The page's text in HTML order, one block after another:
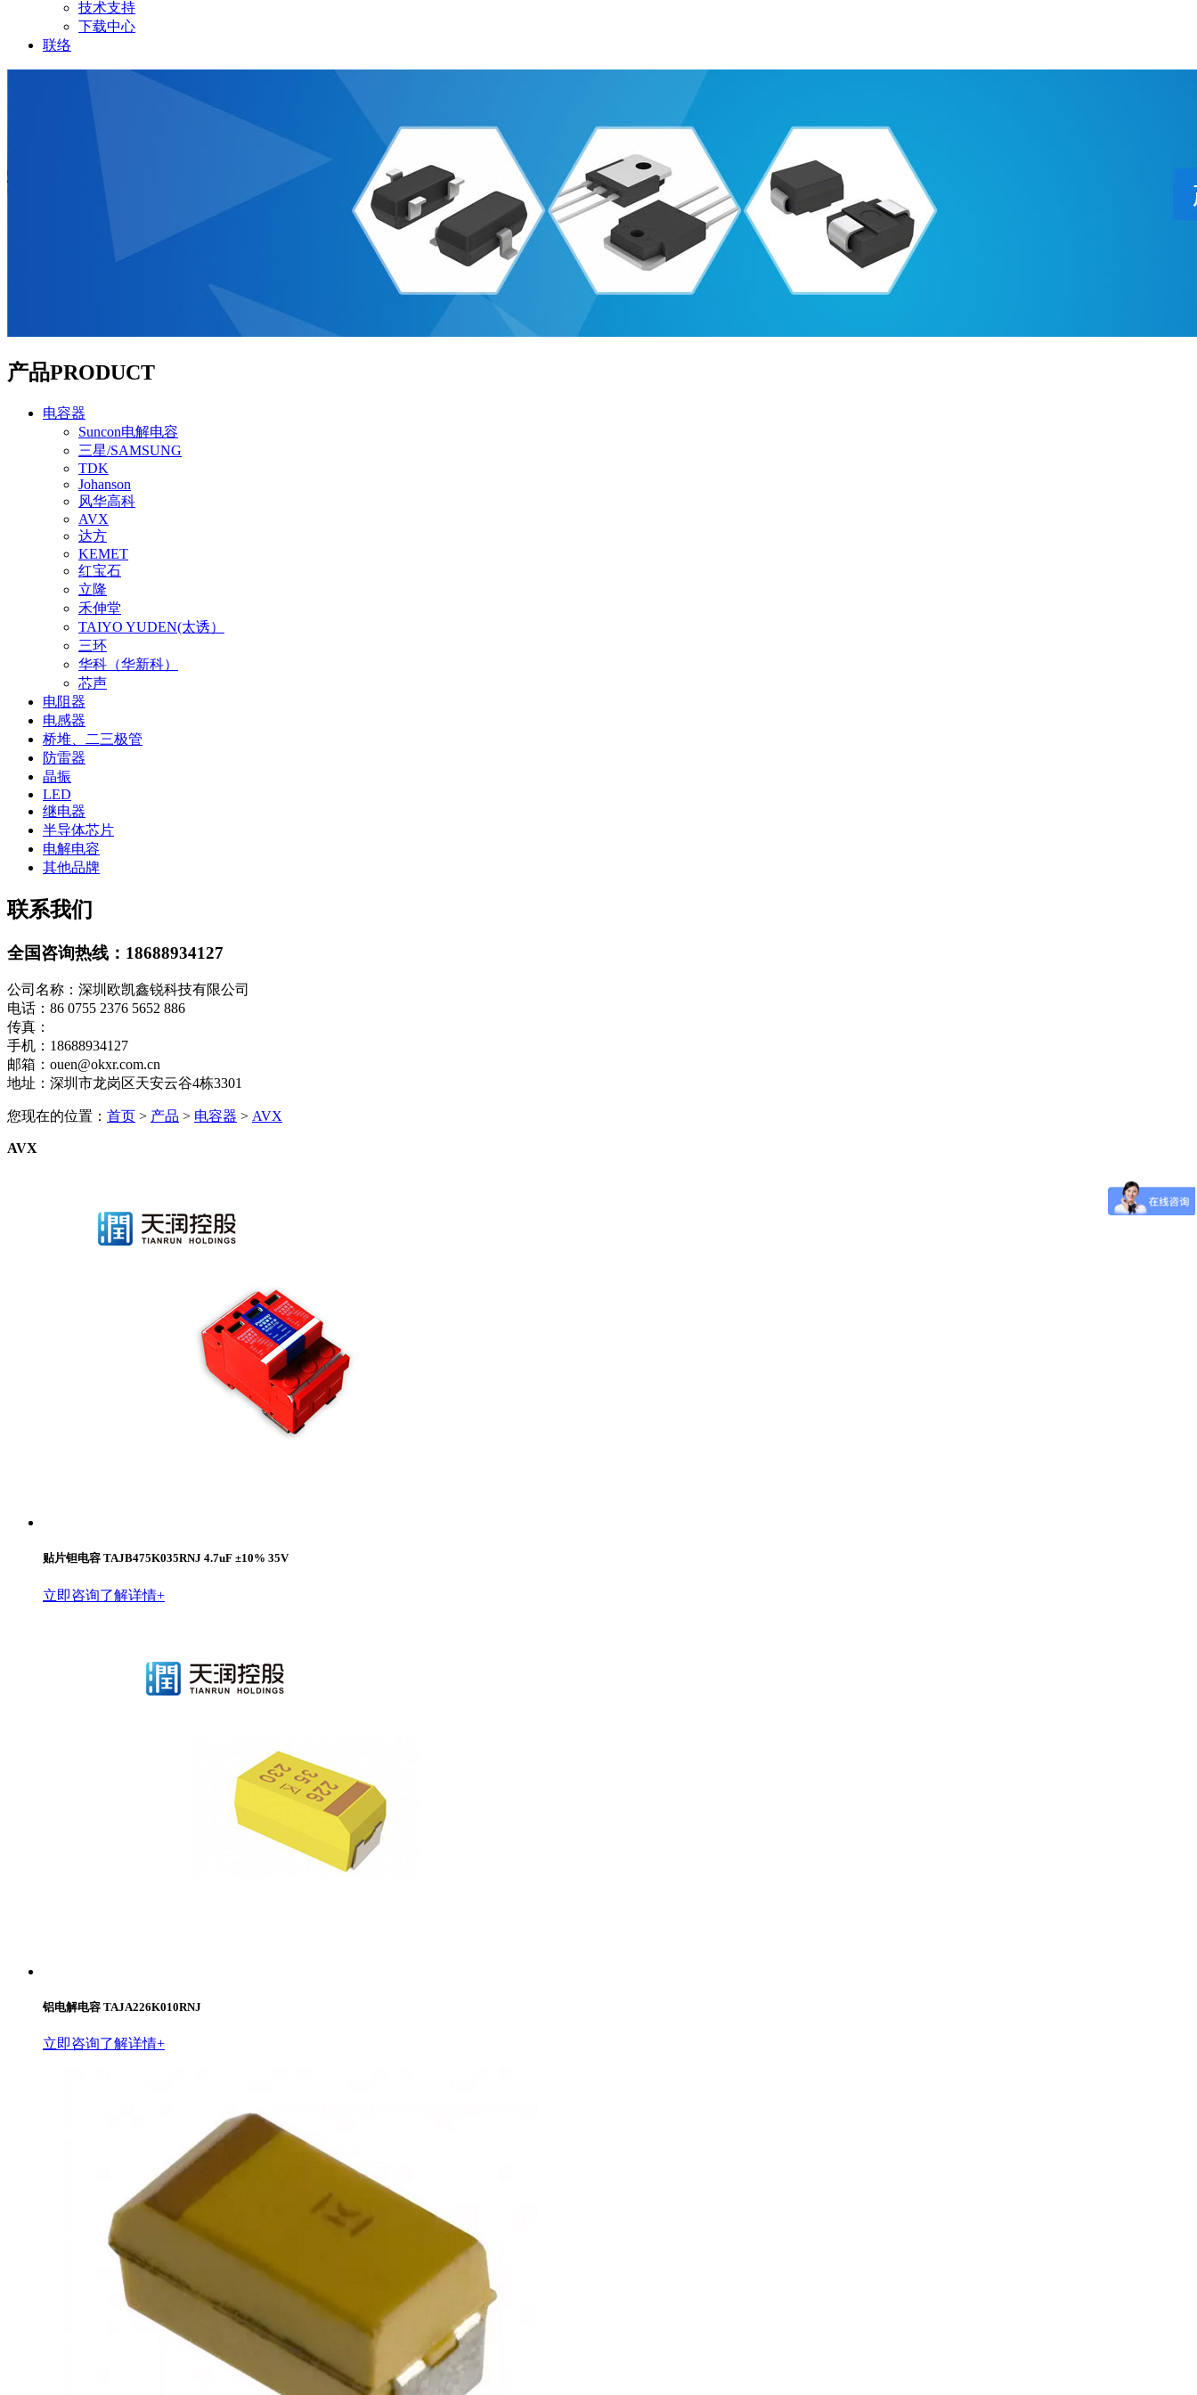
技术支持
下载中心
联络
产品PRODUCT
电容器
Suncon电解电容
三星/SAMSUNG
TDK
Johanson
风华高科
AVX
达方
KEMET
红宝石
立隆
禾伸堂
TAIYO YUDEN(太诱）
三环
华科（华新科）
芯声
电阻器
电感器
桥堆、二三极管
防雷器
晶振
LED
继电器
半导体芯片
电解电容
其他品牌
联系我们
全国咨询热线： 18688934127
公司名称：深圳欧凯鑫锐科技有限公司
电话：86 0755 2376 5652 886
传真：
手机：18688934127
邮箱：ouen@okxr.com.cn
地址：深圳市龙岗区天安云谷4栋3301
您现在的位置： 首页 > 产品 > 电容器 > AVX
AVX
贴片钽电容 TAJB475K035RNJ 4.7uF ±10% 35V
立即咨询了解详情+
铝电解电容 TAJA226K010RNJ
立即咨询了解详情+